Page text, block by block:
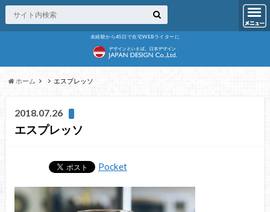
未経験から45日で在宅WEBライターに
ホーム エスプレッソ
2018.07.26
エスプレッソ
Pocket